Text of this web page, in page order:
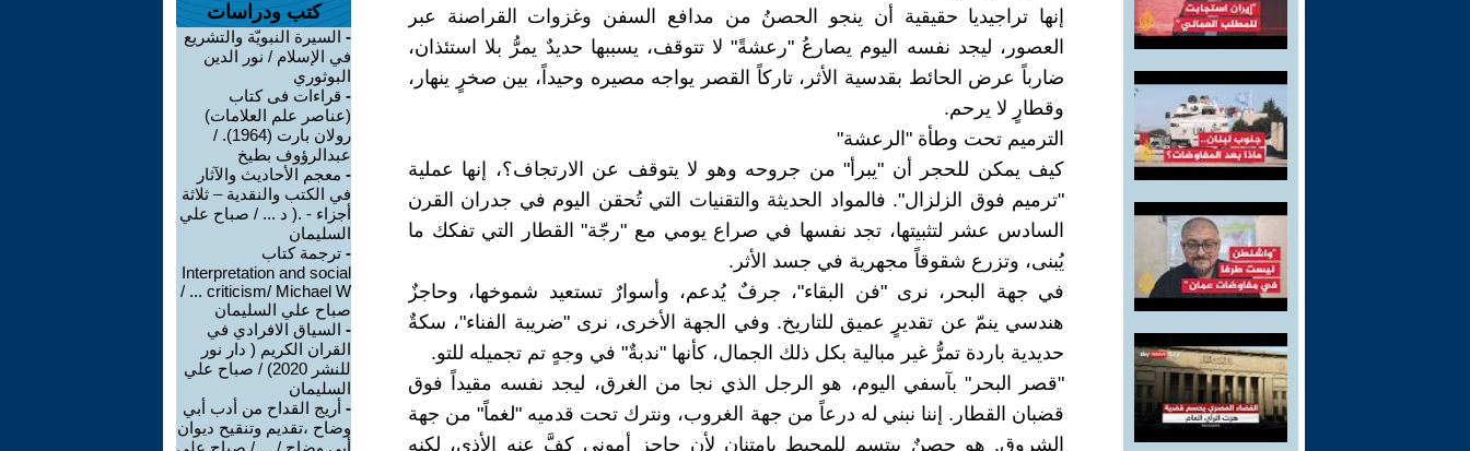
إنها تراجيديا حقيقية أن ينجو الحصنُ من مدافع السفن وغزوات القراصنة عبر
العصور، ليجد نفسه اليوم يصارعُ "رعشةً" لا تتوقف، يسببها حديدٌ يمرُّ بلا استئذان،
ضارباً عرض الحائط بقدسية الأثر، تاركاً القصر يواجه مصيره وحيداً، بين صخرٍ ينهار،
وقطارٍ لا يرحم.
الترميم تحت وطأة "الرعشة"
كيف يمكن للحجر أن "يبرأ" من جروحه وهو لا يتوقف عن الارتجاف؟، إنها عملية
"ترميم فوق الزلزال". فالمواد الحديثة والتقنيات التي تُحقن اليوم في جدران القرن
السادس عشر لتثبيتها، تجد نفسها في صراع يومي مع "رجّة" القطار التي تفكك ما
يُبنى، وتزرع شقوقاً مجهرية في جسد الأثر.
في جهة البحر، نرى "فن البقاء"، جرفٌ يُدعم، وأسوارٌ تستعيد شموخها، وحاجزٌ
هندسي ينمّ عن تقديرٍ عميق للتاريخ. وفي الجهة الأخرى، نرى "ضريبة الفناء"، سكةٌ
حديدية باردة تمرُّ غير مبالية بكل ذلك الجمال، كأنها "ندبةٌ" في وجهٍ تم تجميله للتو.
"قصر البحر" بآسفي اليوم، هو الرجل الذي نجا من الغرق، ليجد نفسه مقيداً فوق
قضبان القطار. إننا نبني له درعاً من جهة الغروب، ونترك تحت قدميه "لغماً" من جهة
الشروق. هو حصنٌ يبتسم للمحيط بامتنان لأن حاجز أموني كفَّ عنه الأذى، لكنه
كتب ودراسات
- السيرة النبويّة والتشريع
في الإسلام / نور الدين
البوثوري
- قراءات فى كتاب
(عناصر علم العلامات)
رولان بارت (1964). /
عبدالرؤوف بطيخ
- معجم الأحاديث والآثار
في الكتب والنقدية – ثلاثة
أجزاء - .( د ... / صباح علي
السليمان
- ترجمة كتاب
Interpretation and social
criticism/ Michael W ... /
صباح علي السليمان
- السياق الافرادي في
القران الكريم ( دار نور
للنشر 2020) / صباح علي
السليمان
- أريج القداح من أدب أبي
وضاح ،تقديم وتنقيح ديوان
أبي وضاح / ... / صباح علي